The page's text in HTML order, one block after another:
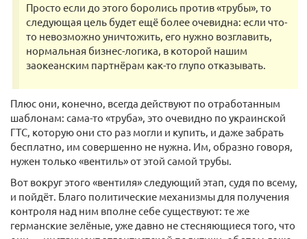
Просто если до этого боролись против «трубы», то
следующая цель будет ещё более очевидна: если что-
то невозможно уничтожить, его нужно возглавить,
нормальная бизнес-логика, в которой нашим
заокеанским партнёрам как-то глупо отказывать.
Плюс они, конечно, всегда действуют по отработанным
шаблонам: сама-то «труба», это очевидно по украинской
ГТС, которую они сто раз могли и купить, и даже забрать
бесплатно, им совершенно не нужна. Им, образно говоря,
нужен только «вентиль» от этой самой трубы.
Вот вокруг этого «вентиля» следующий этап, судя по всему,
и пойдёт. Благо политические механизмы для получения
контроля над ним вполне себе существуют: те же
германские зелёные, уже давно не стесняющиеся того, что